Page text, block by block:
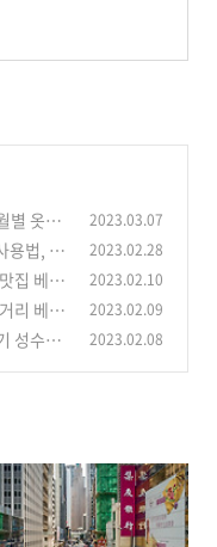
별 옷차
2023.03.07
용법, 그
2023.02.28
집 베스
2023.02.10
리 베스
2023.02.09
성수기
2023.02.08